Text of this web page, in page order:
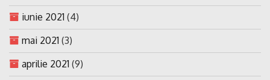
iunie 2021 (4)
mai 2021 (3)
aprilie 2021 (9)